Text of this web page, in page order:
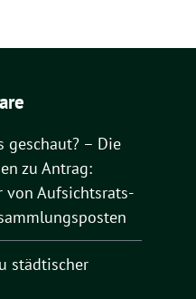
geschaut? – Die
zu Antrag:
von Aufsichtsrats-
städtischer